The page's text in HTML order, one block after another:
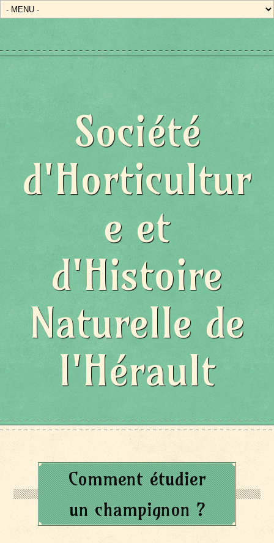
Société
d'Horticultur
e et
d'Histoire
Naturelle de
l'Hérault
Comment étudier
un champignon ?